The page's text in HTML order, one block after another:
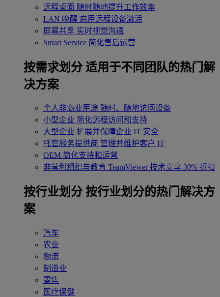
远程桌面 随时随地提升工作效率
LAN 唤醒 启用远程设备激活
屏幕共享 实时视觉沟通
Smart Service 简化售后运营
按需求划分 适用于不同团队的热门解
决方案
个人非商业用途 随时、随地访问设备
小型企业 简化远程访问和支持
大型企业 扩展并保障企业 IT 安全
托管服务提供商 管理并维护客户 IT
OEM 简化支持和运营
非营利组织与教育 TeamViewer 技术立享 30% 折扣
‌按行业划分 按行业划分的热门解决方
案
汽车
农业
物流
制造业
零售
医疗保健